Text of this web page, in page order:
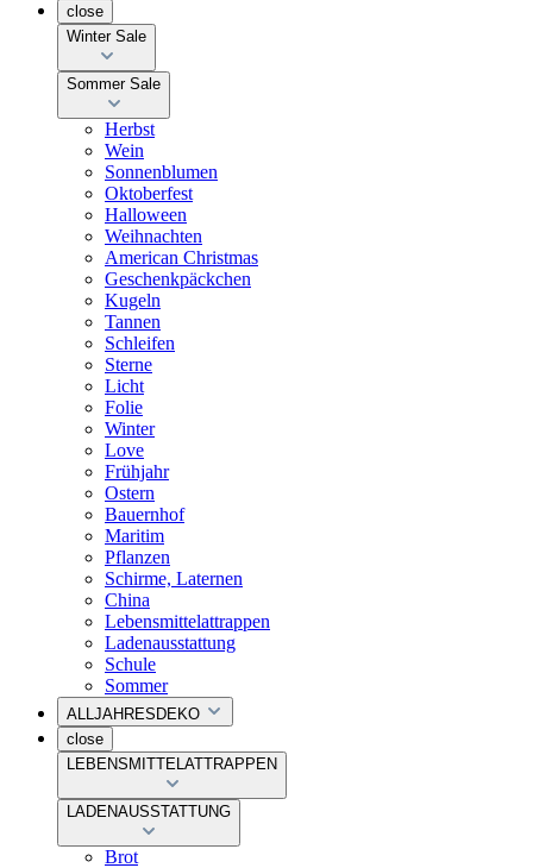
close
Winter Sale
Sommer Sale
Herbst
Wein
Sonnenblumen
Oktoberfest
Halloween
Weihnachten
American Christmas
Geschenkpäckchen
Kugeln
Tannen
Schleifen
Sterne
Licht
Folie
Winter
Love
Frühjahr
Ostern
Bauernhof
Maritim
Pflanzen
Schirme, Laternen
China
Lebensmittelattrappen
Ladenausstattung
Schule
Sommer
ALLJAHRESDEKO
close
LEBENSMITTELATTRAPPEN
LADENAUSSTATTUNG
Brot